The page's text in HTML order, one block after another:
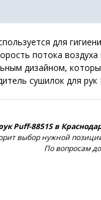
для
потока
дизайном,
сушилок для рук
Puff-8851S в
выбор нужной
По вопросам